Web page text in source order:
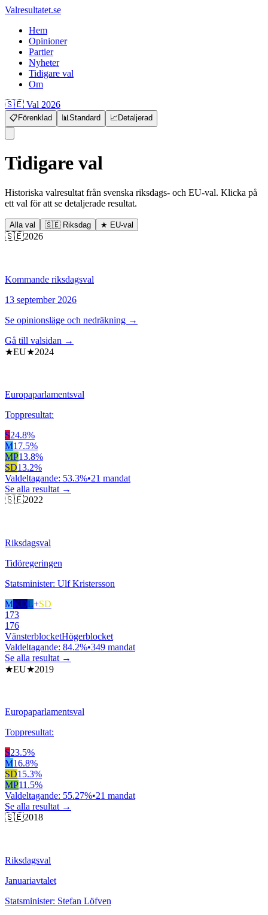
Valresultatet.se
Hem
Opinioner
Partier
Nyheter
Tidigare val
Om
🇸🇪 Val 2026
📋 Förenklad 📊Standard 📈Detaljerad
Tidigare val
Historiska valresultat från svenska riksdags- och EU-val. Klicka på
ett val för att se detaljerade resultat.
Alla val 🇸🇪 Riksdag ★ EU-val
🇸🇪2026
Kommande riksdagsval
13 september 2026
Se opinionsläge och nedräkning →
Gå till valsidan →
★EU★2024
Europaparlamentsval
Toppresultat:
S24.8%
M17.5%
MP13.8%
SD13.2%
Valdeltagande: 53.3%•21 mandat
Se alla resultat →
🇸🇪2022
Riksdagsval
Tidöregeringen
Statsminister: Ulf Kristersson
MKDL+SD
173
176
VänsterblocketHögerblocket
Valdeltagande: 84.2%•349 mandat
Se alla resultat →
★EU★2019
Europaparlamentsval
Toppresultat:
S23.5%
M16.8%
SD15.3%
MP11.5%
Valdeltagande: 55.27%•21 mandat
Se alla resultat →
🇸🇪2018
Riksdagsval
Januariavtalet
Statsminister: Stefan Löfven